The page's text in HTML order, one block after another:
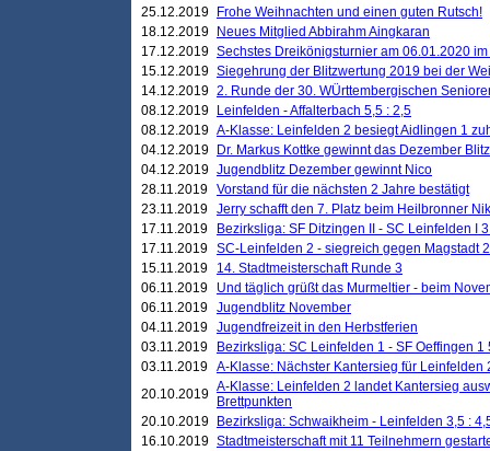
25.12.2019
Frohe Weihnachten und einen guten Rutsch!
18.12.2019
Neues Mitglied Abbirahm Aingkaran
17.12.2019 Sechstes Dreikönigsturnier am 06.01.2020
15.12.2019 Siegehrung der Blitzwertung 2019 bei der
14.12.2019 2. Runde der 30. WÜrttembergischen
08.12.2019
Leinfelden - Affalterbach 5,5 : 2,5
08.12.2019 A-Klasse: Leinfelden 2 besiegt Aidlingen 1
04.12.2019
Dr. Markus Kottke gewinnt das Dezember
04.12.2019 Jugendblitz Dezember gewinnt Nico
28.11.2019 Vorstand für die nächsten 2 Jahre bestätigt
23.11.2019 Jerry schafft den 7. Platz beim Heilbronner
17.11.2019
Bezirksliga: SF Ditzingen II - SC Leinfelden I
17.11.2019 SC-Leinfelden 2 - siegreich gegen Magstadt 2
15.11.2019
14. Stadtmeisterschaft Runde 3
06.11.2019
Und täglich grüßt das Murmeltier - beim
06.11.2019 Jugendblitz November
04.11.2019 Jugendfreizeit in den Herbstferien
03.11.2019
Bezirksliga: SC Leinfelden 1 - SF Oeffingen 1
03.11.2019 A-Klasse: Nächster Kantersieg für Leinfelden
20.10.2019 A-Klasse: Leinfelden 2 landet Kantersieg
Brettpunkten
20.10.2019
Bezirksliga: Schwaikheim - Leinfelden 3,5 :
16.10.2019 Stadtmeisterschaft mit 11 Teilnehmern